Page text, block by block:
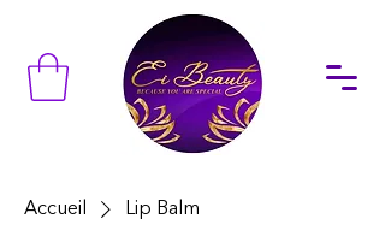
Accueil Lip Balm